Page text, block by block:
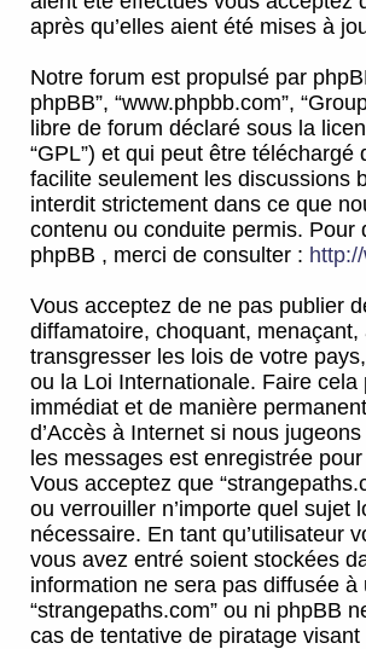
après qu’elles aient été mises à
Notre forum est propulsé par
phpBB”, “www.phpbb.com”,
libre de forum déclaré sous la
“GPL”) et qui peut être téléchargé
facilite seulement les discussions
interdit strictement dans ce que
contenu ou conduite permis.
phpBB , merci de consulter :
Vous acceptez de ne pas publier
diffamatoire, choquant,
transgresser les lois de votre
ou la Loi Internationale. Faire
immédiat et de manière
d’Accès à Internet si nous
les messages est enregistrée
Vous acceptez que
ou verrouiller n’importe quel sujet
nécessaire. En tant qu’utilisateur
vous avez entré soient stockées
information ne sera pas diffusée
“strangepaths.com” ou ni phpBB
cas de tentative de piratage